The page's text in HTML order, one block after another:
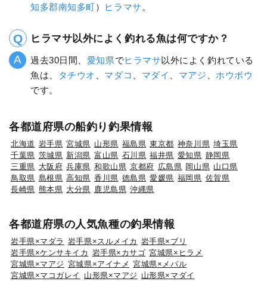
知多郡南知多町） ヒラマサ 。
ヒラマサ以外によく釣れる魚は何ですか？
過去30日間、 愛知県でヒラマサ以外によく釣れている
魚は、
タチウオ マダコ マダイ マアジ
ホウボウ
です。
各都道府県の船釣り釣果情報
北海道 岩手県 宮城県 山形県 福島県 東京都 神奈川県 埼玉県
千葉県 茨城県 新潟県 富山県 石川県 福井県 愛知県 静岡県
三重県 大阪府 兵庫県 和歌山県 京都府 広島県 岡山県 山口県
鳥取県 島根県 高知県 香川県 徳島県 愛媛県 福岡県 佐賀県
長崎県 熊本県 大分県 鹿児島県 沖縄県
各都道府県の人気魚種の釣果情報
岩手県×マダラ 岩手県×スルメイカ 岩手県×ブリ
岩手県×ケンサキイカ 岩手県×カサゴ 宮城県×ヒラメ
宮城県×マアジ 宮城県×アイナメ 宮城県×メバル
宮城県×マコガレイ
山形県×マアジ 山形県×マダイ